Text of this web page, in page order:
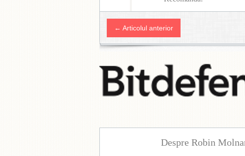
← Articolul anterior
Despre Robin